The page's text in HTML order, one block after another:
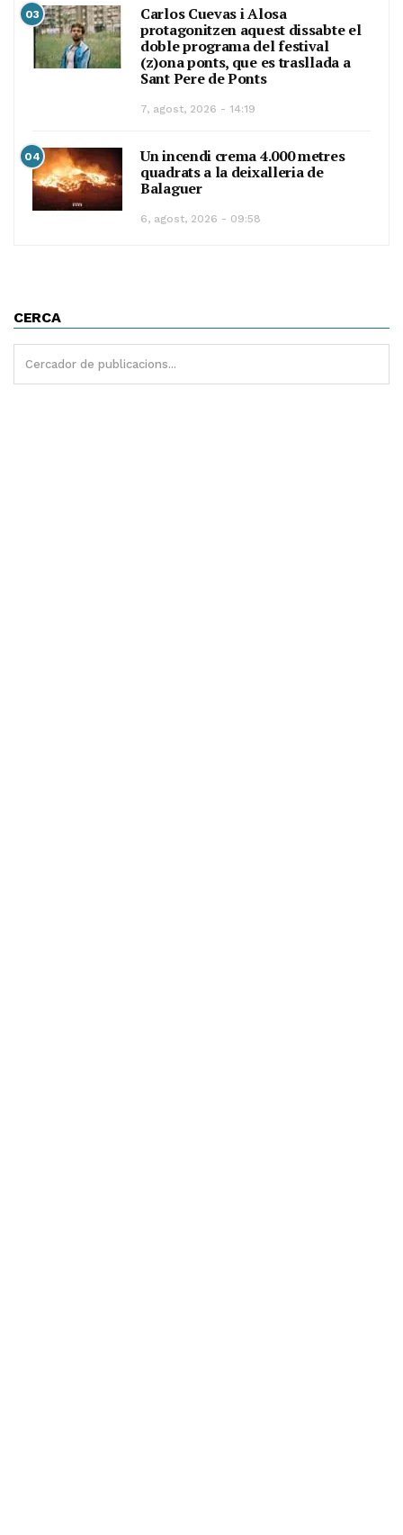
03
Carlos Cuevas i Alosa
protagonitzen aquest dissabte el
doble programa del festival
(z)ona ponts, que es trasllada a
Sant Pere de Ponts
7, agost, 2026 - 14:19
04
Un incendi crema 4.000 metres
quadrats a la deixalleria de
Balaguer
6, agost, 2026 - 09:58
CERCA